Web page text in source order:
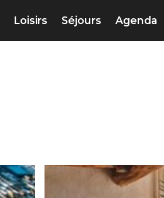
Loisirs Séjours Agenda